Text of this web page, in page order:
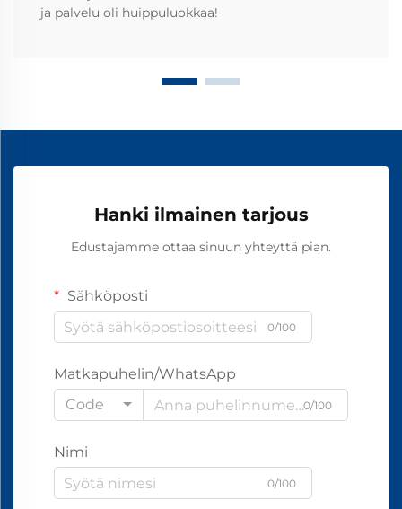
ja palvelu oli huippuluokkaa!
Hanki ilmainen tarjous
Edustajamme ottaa sinuun yhteyttä pian.
Sähköposti
0/100
Matkapuhelin/WhatsApp
Code
0/100
Nimi
0/100